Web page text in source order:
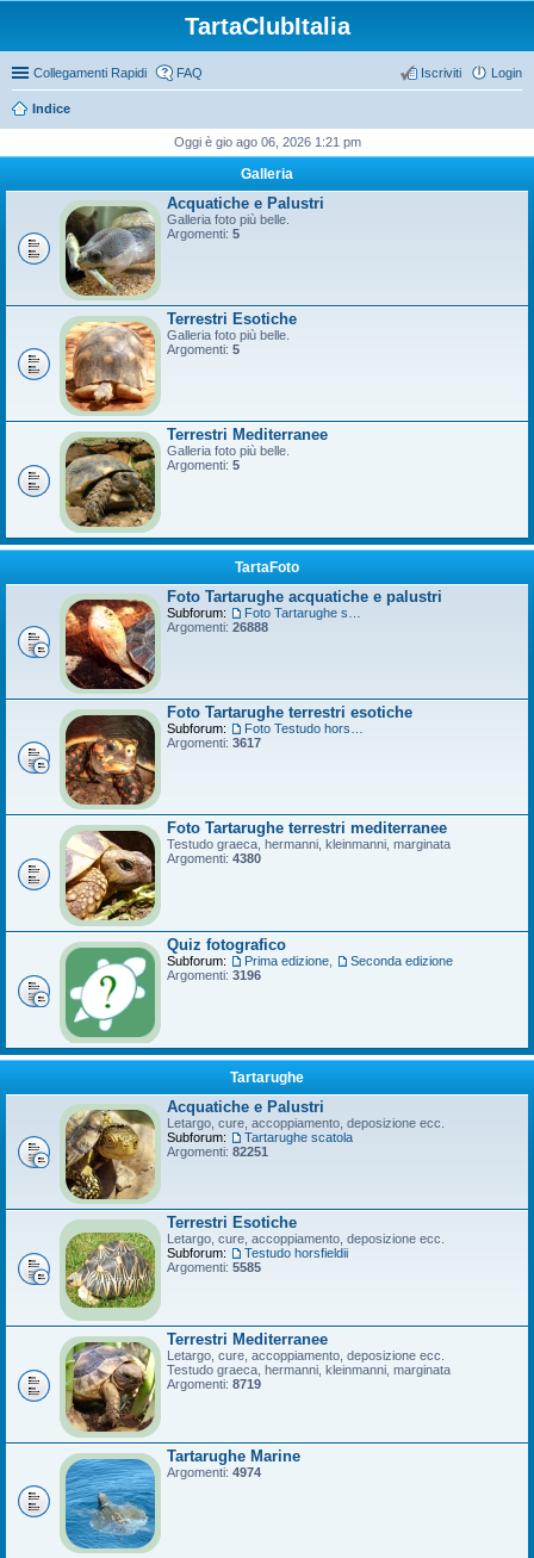
TartaClubItalia
Collegamenti Rapidi FAQ Login
Iscriviti
Indice
Oggi è gio ago 06, 2026 1:21 pm
Galleria
Acquatiche e Palustri
Galleria foto più belle.
Argomenti: 5
Terrestri Esotiche
Galleria foto più belle.
Argomenti: 5
Terrestri Mediterranee
Galleria foto più belle.
Argomenti: 5
TartaFoto
Foto Tartarughe acquatiche e palustri
Subforum:
Argomenti: 26888
Foto Tartarughe terrestri esotiche
Subforum:
Argomenti: 3617
Foto Tartarughe terrestri mediterranee
Testudo graeca, hermanni, kleinmanni, marginata
Argomenti: 4380
Quiz fotografico
Subforum: Prima edizione
Seconda edizione
Argomenti: 3196
Tartarughe
Acquatiche e Palustri
Letargo, cure, accoppiamento, deposizione ecc.
Subforum:
Tartarughe scatola
Argomenti: 82251
Terrestri Esotiche
Letargo, cure, accoppiamento, deposizione ecc.
Subforum:
Testudo horsfieldii
Argomenti: 5585
Terrestri Mediterranee
Letargo, cure, accoppiamento, deposizione ecc.
Testudo graeca, hermanni, kleinmanni, marginata
Argomenti: 8719
Tartarughe Marine
Argomenti: 4974